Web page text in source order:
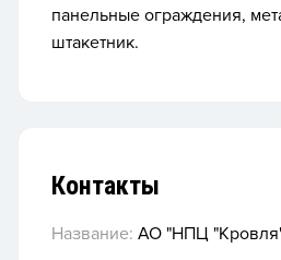
панельные ограждения,
штакетник.
Контакты
Название: АО "НПЦ